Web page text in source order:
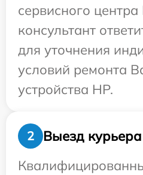
сервисного
консультант
для уточнения
условий ремонта
устройства HP.
2
Выезд